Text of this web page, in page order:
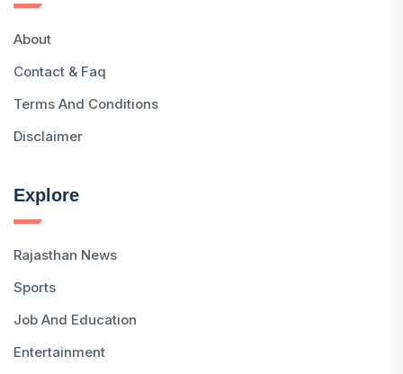
About
Contact & Faq
Terms And Conditions
Disclaimer
Explore
Rajasthan News
Sports
Job And Education
Entertainment